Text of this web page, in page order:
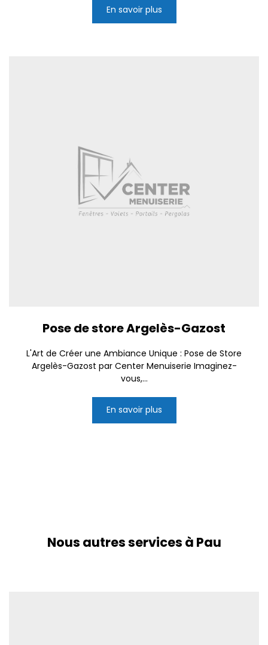
En savoir plus
Pose de store Argelès-Gazost
L'Art de Créer une Ambiance Unique : Pose de Store
Argelès-Gazost par Center Menuiserie Imaginez-
vous,...
En savoir plus
Nous autres services à Pau